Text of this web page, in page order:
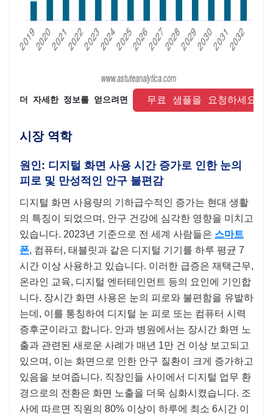
더 자세한 정보를 얻으려면 무료 샘플을 요청하세요
시장 역학
원인: 디지털 화면 사용 시간 증가로 인한 눈의
피로 및 만성적인 안구 불편감
디지털 화면 사용량의 기하급수적인 증가는 현대 생활
의 특징이 되었으며, 안구 건강에 심각한 영향을 미치고
있습니다. 2023년 기준으로 전 세계 사람들은 스마트
폰, 컴퓨터, 태블릿과 같은 디지털 기기를 하루 평균 7
시간 이상 사용하고 있습니다. 이러한 급증은 재택근무,
온라인 교육, 디지털 엔터테인먼트 등의 요인에 기인합
니다. 장시간 화면 사용은 눈의 피로와 불편함을 유발하
는데, 이를 통칭하여 디지털 눈 피로 또는 컴퓨터 시력
증후군이라고 합니다. 안과 병원에서는 장시간 화면 노
출과 관련된 새로운 사례가 매년 1만 건 이상 보고되고
있으며, 이는 화면으로 인한 안구 질환이 크게 증가하고
있음을 보여줍니다. 직장인들 사이에서 디지털 업무 환
경으로의 전환은 화면 노출을 더욱 심화시켰습니다. 조
사에 따르면 직원의 80% 이상이 하루에 최소 6시간 이